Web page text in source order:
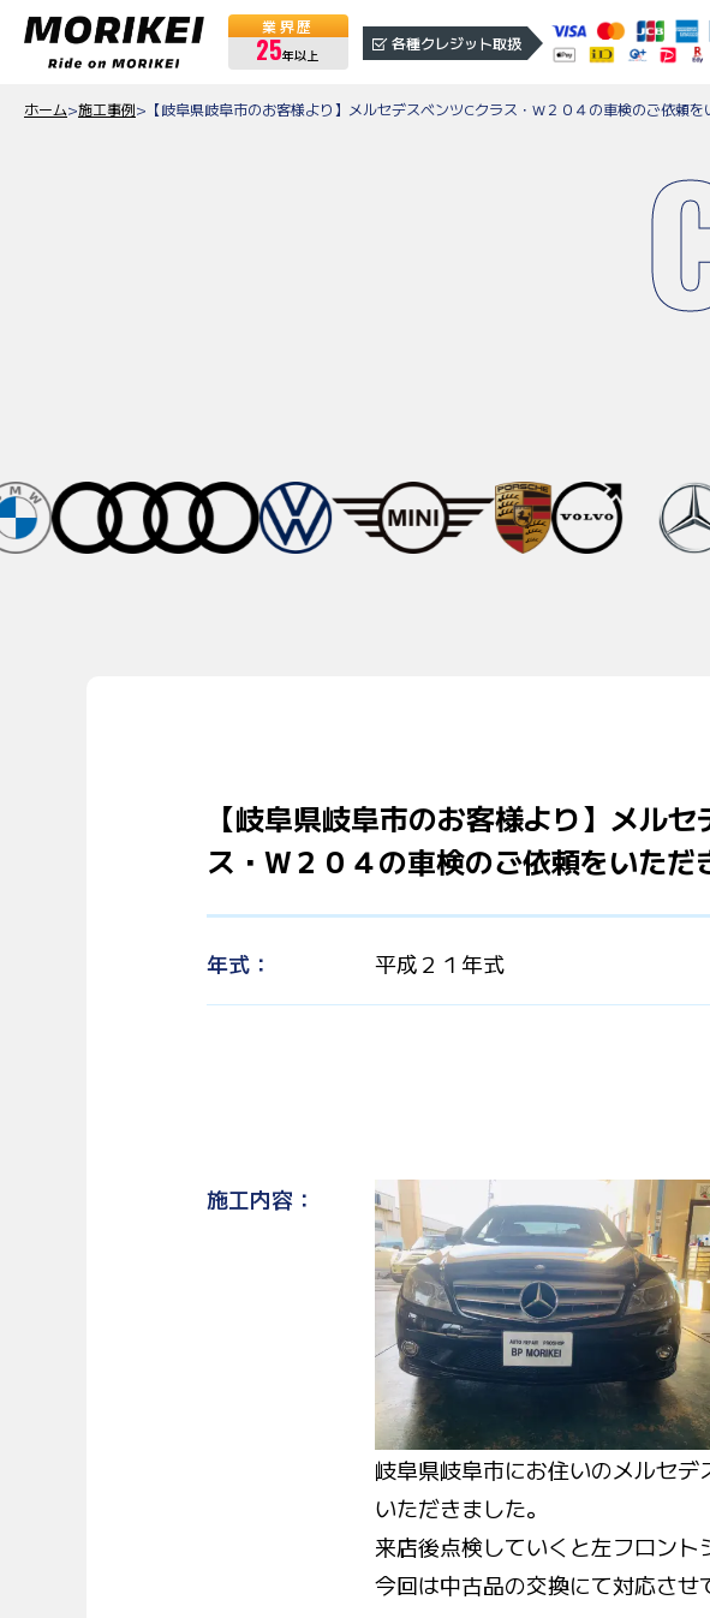
業界歴
25年以上
各種クレジット取扱
ホーム>施工事例> 【岐阜県岐阜市のお客様より】メルセデスベンツCクラス・W２０４の車検のご依頼を
【岐阜県岐阜市のお客様より】メル
ス・W２０４の車検のご依頼をいただ
年式 平成２１年式
施工内容
岐阜県岐阜市にお住いのメルセ
いただきました。
来店後点検していくと左フロン
今回は中古品の交換にて対応させ